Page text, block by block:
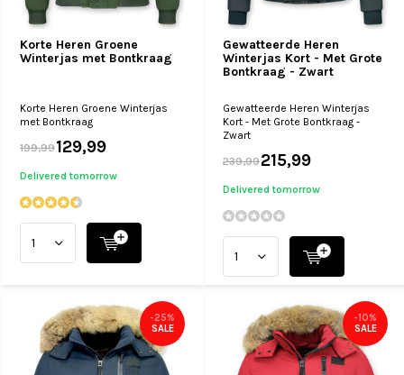
Korte Heren Groene
Winterjas met Bontkraag
Korte Heren Groene Winterjas
met Bontkraag
199,99129,99
Delivered tomorrow
Gewatteerde Heren
Winterjas Kort - Met Grote
Bontkraag - Zwart
Gewatteerde Heren Winterjas
Kort - Met Grote Bontkraag -
Zwart
239,99215,99
Delivered tomorrow
-25%
SALE
-10%
SALE